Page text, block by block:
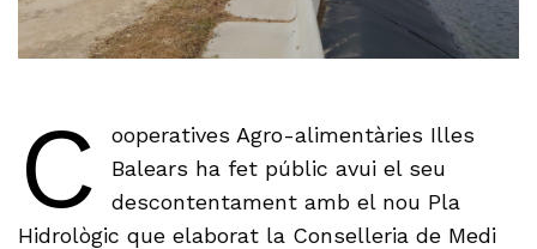
C
ooperatives Agro-alimentàries Illes
Balears ha fet públic avui el seu
descontentament amb el nou Pla
Hidrològic que elaborat la Conselleria de Medi